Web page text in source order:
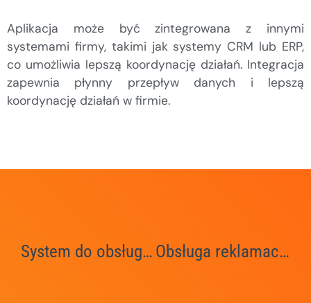
Aplikacja może być zintegrowana z innymi
systemami firmy, takimi jak systemy CRM lub ERP,
co umożliwia lepszą koordynację działań. Integracja
zapewnia płynny przepływ danych i lepszą
koordynację działań w firmie.
System do obsługi reklamacji Obsługa reklamacji online